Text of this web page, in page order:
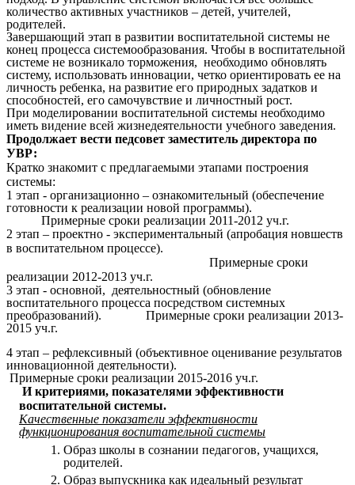
количество активных участников – детей, учителей,
родителей.
Завершающий этап в развитии воспитательной системы не
конец процесса системообразования. Чтобы в воспитательной
системе не возникало торможения, необходимо обновлять
систему, использовать инновации, четко ориентировать ее на
личность ребенка, на развитие его природных задатков и
способностей, его самочувствие и личностный рост.
При моделировании воспитательной системы необходимо
иметь видение всей жизнедеятельности учебного заведения.
Продолжает вести педсовет заместитель директора по
УВР:
Кратко знакомит с предлагаемыми этапами построения
системы:
1 этап - организационно – ознакомительный (обеспечение
готовности к реализации новой программы).
Примерные сроки реализации 2011-2012 уч.г.
2 этап – проектно - экспериментальный (апробация новшеств
в воспитательном процессе).
Примерные сроки
реализации 2012-2013 уч.г.
3 этап - основной, деятельностный (обновление
воспитательного процесса посредством системных
преобразований). Примерные сроки реализации 2013-
2015 уч.г.
4 этап – рефлексивный (объективное оценивание результатов
инновационной деятельности).
Примерные сроки реализации 2015-2016 уч.г.
И критериями, показателями эффективности
воспитательной системы.
Качественные показатели эффективности
функционирования воспитательной системы
Образ школы в сознании педагогов, учащихся,
родителей.
Образ выпускника как идеальный результат